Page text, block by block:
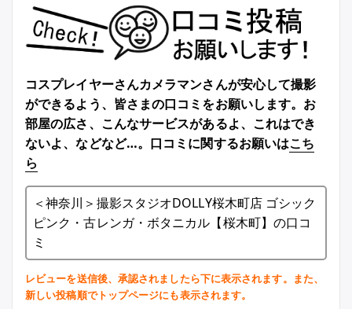
コスプレイヤーさんカメラマンさんが安心して撮影
ができるよう、皆さまの口コミをお願いします。お
部屋の広さ、こんなサービスがあるよ、これはでき
ないよ、などなど…。口コミに関するお願いはこち
ら
＜神奈川＞撮影スタジオDOLLY桜木町店 ゴシック
ピンク・古レンガ・ボタニカル【桜木町】の口コ
ミ
レビューを送信後、承認されましたら下に表示されます。また、
新しい投稿順でトップページにも表示されます。